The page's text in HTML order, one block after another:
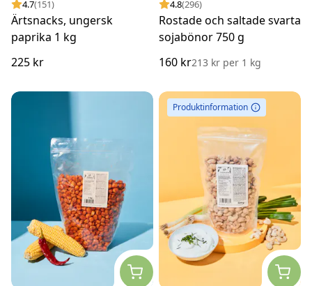
4.7(151)
Ärtsnacks, ungersk
paprika 1 kg
225 kr
4.8(296)
Rostade och saltade svarta
sojabönor 750 g
160 kr213 kr per 1 kg
Produktinformation